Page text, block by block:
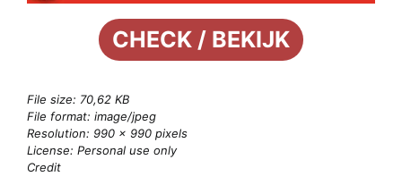
CHECK / BEKIJK
File size: 70,62 KB
File format: image/jpeg
Resolution: 990 × 990 pixels
License: Personal use only
Credit